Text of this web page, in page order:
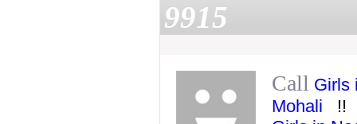
9915
Call Girls
Mohali